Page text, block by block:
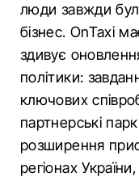
люди завжди
бізнес. OnTaxi
здивує
політики:
ключових
партнерські
розширення
регіонах